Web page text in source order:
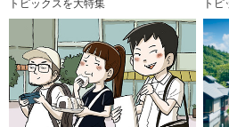
トピックスを大特集
ト